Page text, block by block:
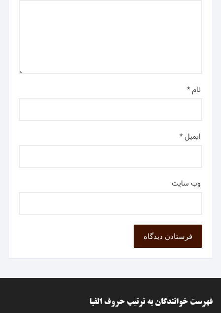
نام*
ایمیل*
وب‌ سایت
فهرست خوانندگان به ترتیب حروف الفبا